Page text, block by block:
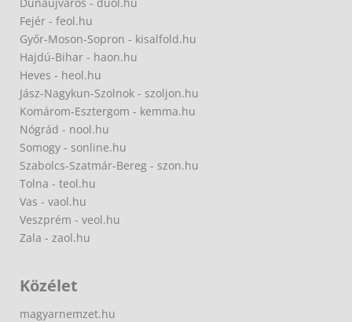
Fejér - feol.hu
Győr-Moson-Sopron - kisalfold.hu
Hajdú-Bihar - haon.hu
Heves - heol.hu
Jász-Nagykun-Szolnok - szoljon.hu
Komárom-Esztergom - kemma.hu
Nógrád - nool.hu
Somogy - sonline.hu
Szabolcs-Szatmár-Bereg - szon.hu
Tolna - teol.hu
Vas - vaol.hu
Veszprém - veol.hu
Zala - zaol.hu
Közélet
magyarnemzet.hu